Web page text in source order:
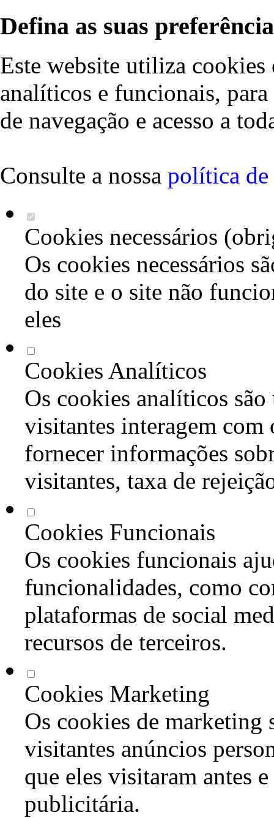
Defina as suas
Este website utiliza cookies
analíticos e funcionais,
de navegação e acesso a
Consulte a nossa política de
Cookies necessários
Os cookies necessários
do site e o site não
eles
Cookies Analíticos
Os cookies analíticos são
visitantes interagem com
fornecer informações
visitantes, taxa de
Cookies Funcionais
Os cookies funcionais
funcionalidades, como
plataformas de social
recursos de terceiros.
Cookies Marketing
Os cookies de marketing
visitantes anúncios
que eles visitaram antes
publicitária.